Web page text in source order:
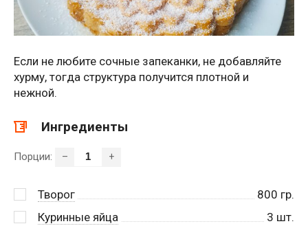
Если не любите сочные запеканки, не добавляйте
хурму, тогда структура получится плотной и
нежной.
Ингредиенты
Порции: – +
Творог 800 гр.
Куринные яйца
3 шт.